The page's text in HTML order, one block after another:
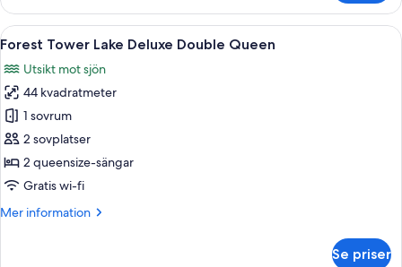
Tower
Lake
Deluxe
Öppna
alla
foton
för
Forest
Tower
Lake
Deluxe
Queen
Ett hotellrum med två sängar, ett
5
Forest Tower Lake Deluxe Double Queen
Utsikt mot sjön
44 kvadratmeter
1 sovrum
2 sovplatser
2 queensize-sängar
Gratis wi-fi
Mer information
Mer
Se priser